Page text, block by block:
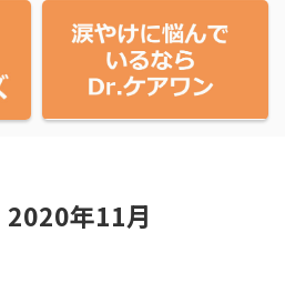
2020年11月